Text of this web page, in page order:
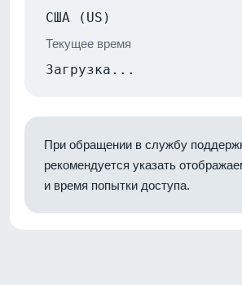
США (US)
Текущее время
Загрузка...
При обращении в службу
рекомендуется указать
и время попытки доступа.